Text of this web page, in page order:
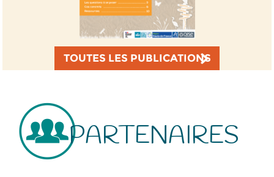
TOUTES LES PUBLICATIONS
PARTENAIRES